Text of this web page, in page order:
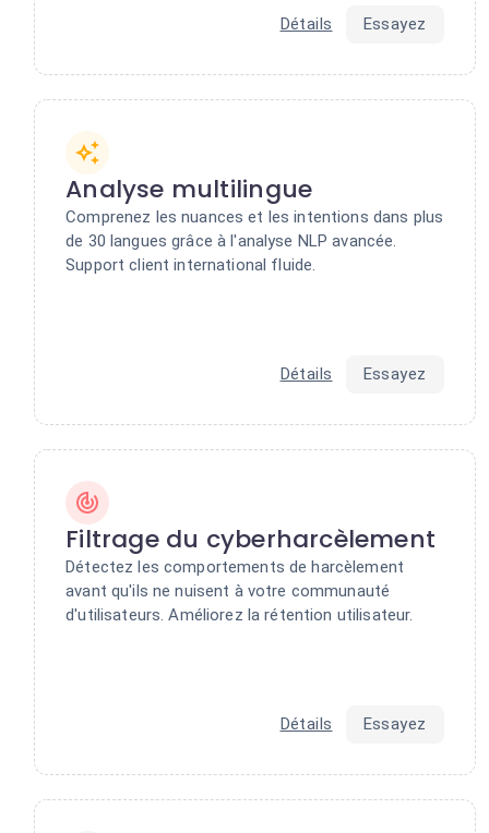
Détails Essayez
Analyse multilingue
Comprenez les nuances et les intentions dans plus
de 30 langues grâce à l'analyse NLP avancée.
Support client international fluide.
Détails Essayez
Filtrage du cyberharcèlement
Détectez les comportements de harcèlement
avant qu'ils ne nuisent à votre communauté
d'utilisateurs. Améliorez la rétention utilisateur.
Détails Essayez